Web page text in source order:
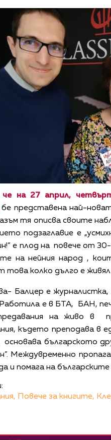
че на 27 април,
бе представена най-
тя описва своите
подзаглавие е
е плод на повече от
на нейния народ ,
това колко дълго е
Балцер е
Работила е в БТА, БАН,
на живо в
където преподава в
основава българското
Междувременно
и помага на
Повече за книгите,